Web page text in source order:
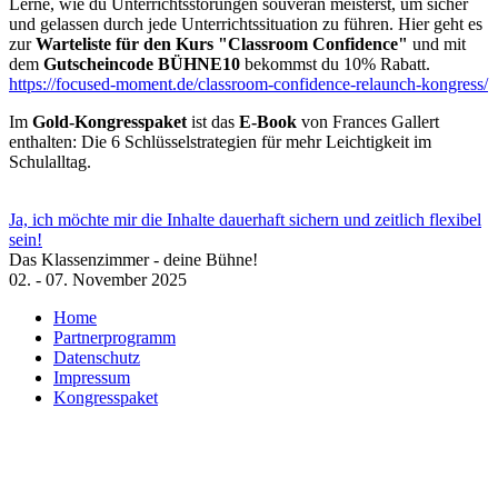
und gelassen durch jede Unterrichtssituation zu führen. Hier geht es
zurWarteliste für den Kurs "Classroom Confidence" und mit
dem Gutscheincode BÜHNE10 bekommst du 10% Rabatt.
https://focused-moment.de/classroom-confidence-relaunch-kongress/
Im Gold-Kongresspaket ist das E-Book von Frances Gallert
enthalten: Die 6 Schlüsselstrategien für mehr Leichtigkeit im
Schulalltag.
Ja, ich möchte mir die Inhalte dauerhaft sichern und zeitlich flexibel
sein!
Das Klassenzimmer - deine Bühne!
02. - 07. November 2025
Home
Partnerprogramm
Datenschutz
Impressum
Kongresspaket